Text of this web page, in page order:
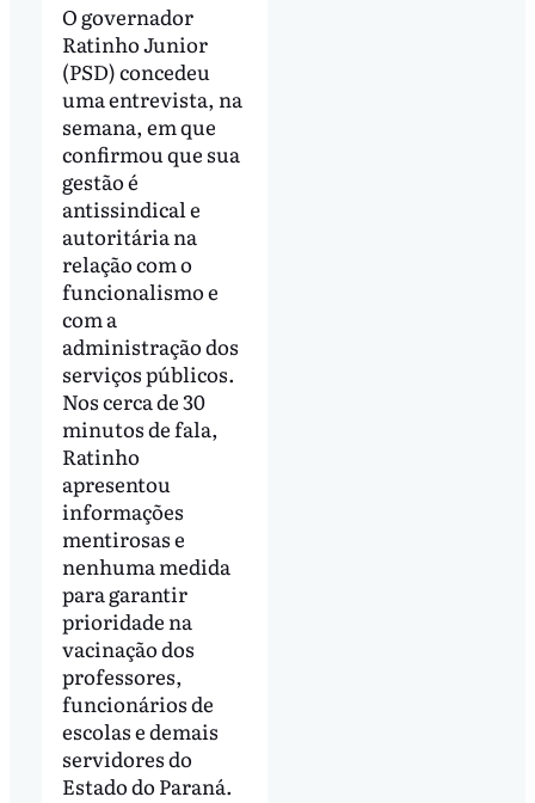
O governador
Ratinho Junior
(PSD) concedeu
uma entrevista, na
semana, em que
confirmou que sua
gestão é
antissindical e
autoritária na
relação com o
funcionalismo e
com a
administração dos
serviços públicos.
Nos cerca de 30
minutos de fala,
Ratinho
apresentou
informações
mentirosas e
nenhuma medida
para garantir
prioridade na
vacinação dos
professores,
funcionários de
escolas e demais
servidores do
Estado do Paraná.